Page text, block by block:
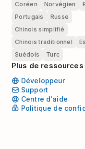
Coréen
Norvégien
Portugais
Russe
Chinois simplifié
Chinois traditionnel
Suédois
Turc
Plus de ressources
Développeur
Support
Centre d'aide
Politique de